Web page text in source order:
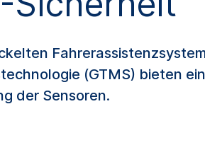
(GTMS) bieten
der Sensoren.